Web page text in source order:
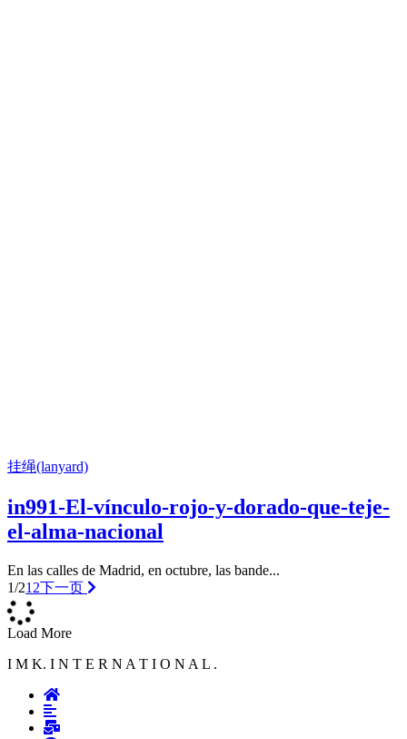
挂绳(lanyard)
in991-El-vínculo-rojo-y-dorado-que-teje-
el-alma-nacional
En las calles de Madrid, en octubre, las bande...
1/21 2下一页
Load More
I M K. I N T E R N A T I O N A L .